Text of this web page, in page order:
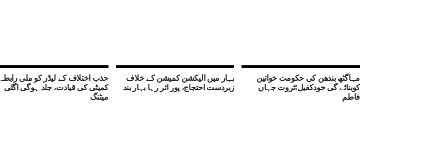
مہاگٹھ بندھن کی حکومت خواتین
کوبنائے گی خودکفیل:ثروت جہاں
فاطم
بہار میں الیکشن کمیشن کے خلاف
زبردست احتجاج، پور اثر رہا بہار بند
حذب اختلاف کے لیڈر کو ملی رابطہ
کمیٹی کی قیادت، جلد ہوگی اگلی
میٹنگ